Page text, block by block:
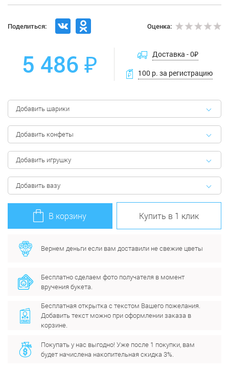
Поделиться: Оценка:
5 486 ₽ Доставка -0₽
100 р. за регистрацию
Добавить шарики
Добавить конфеты
Добавить игрушку
Добавить вазу
В корзину Купить в 1 клик
Вернем деньги если вам доставили не свежие цветы
Бесплатно сделаем фото получателя в момент
вручения букета.
Бесплатная открытка с текстом Вашего пожелания.
Добавить текст можно при оформлении заказа в
корзине.
Покупать у нас выгодно! Уже после 1 покупки, вам
будет начислена накопительная скидка 3%.